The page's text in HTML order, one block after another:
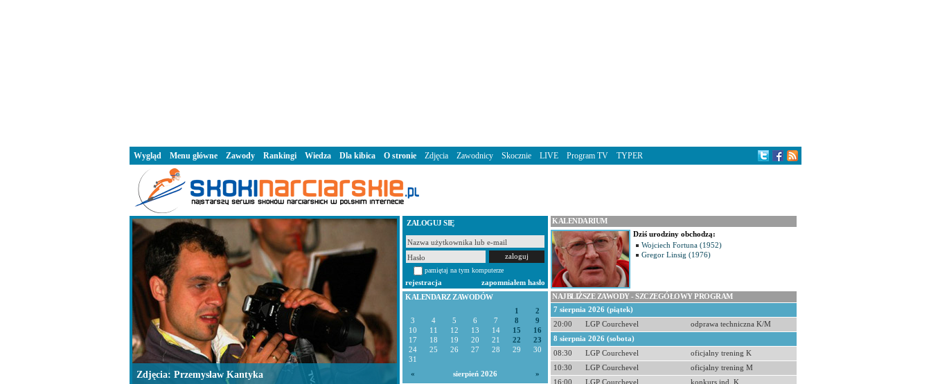
ZALOGUJ SIĘ
pamiętaj na tym komputerze
rejestracja
zapomniałem hasło
KALENDARZ ZAWODÓW
1
2
3
4 5 6 7 8
9
10
11 12 13 14 15
16
17
18 19 20 21 22
23
24
25 26 27 28 29
30
31
«
sierpień 2026 »
Zdjęcia: Przemysław Kantyka
KALENDARIUM
Dziś urodziny obchodzą:
Wojciech Fortuna (1952)
Gregor Linsig (1976)
NAJBLIŻSZE ZAWODY - SZCZEGÓŁOWY PROGRAM
7 sierpnia 2026 (piątek)
20:00
LGP Courchevel
odprawa techniczna K/M
8 sierpnia 2026 (sobota)
08:30
LGP Courchevel
oficjalny trening K
10:30
LGP Courchevel
oficjalny trening M
16:00
LGP Courchevel
konkurs ind. K
Wygląd Menu główne Zawody Rankingi Wiedza Dla kibica O stronie Zdjęcia Zawodnicy Skocznie LIVE Program TV TYPER